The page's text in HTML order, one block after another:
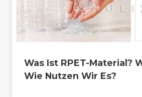
Was Ist RPET-Material?
Wie Nutzen Wir Es?